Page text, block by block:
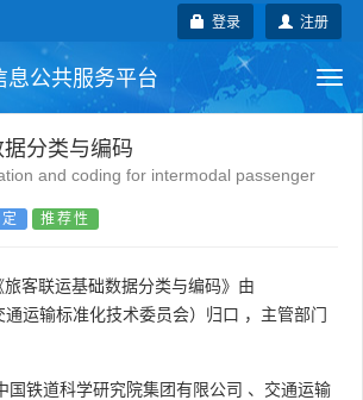
注册
登录
息公共服务平台
行业标准
分类与编码
and coding for intermodal passenger
推荐性
旅客联运基础数据分类与编码》由
通运输标准化技术委员会）归口 ，主管部门
国铁道科学研究院集团有限公司 、 交通运输